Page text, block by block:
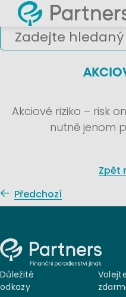
Akciové riziko – risk
nutně jenom
Zpět
Předchozí
Důležité
odkazy